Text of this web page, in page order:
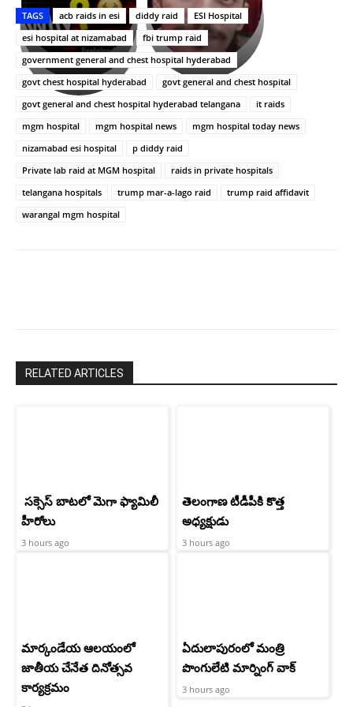
లేకుండా
అసంపూర్ణం
ఇండియా
స్టార్
హీరోయిన్‏గా
శ్రీనిధి
శెట్టి.
రివెంజ్
తీర్చుకున్న
ఉపాసన..
పాపం
రామ్
చరణ్
TAGS acb raids in esi diddy raid
ESI Hospital
esi hospital at nizamabad
fbi trump raid
government general and chest hospital hyderabad
govt chest hospital hyderabad
govt general and chest hospital
govt general and chest hospital hyderabad telangana
it raids
mgm hospital
mgm hospital news
mgm hospital today news
nizamabad esi hospital
p diddy raid
Private lab raid at MGM hospital
raids in private hospitals
telangana hospitals
trump mar-a-lago raid
trump raid affidavit
warangal mgm hospital
RELATED ARTICLES
సక్సెస్ బాటలో మెగా ఫ్యామిలీ
హీరోలు
3 hours ago
తెలంగాణ టీడీపీకి కొత్త
అధ్యక్షుడు
3 hours ago
మార్కండేయ ఆలయంలో
జాతీయ చేనేత దినోత్సవ
కార్యక్రమం
ఏదులాపురంలో మంత్రి
పొంగులేటి మార్నింగ్ వాక్
3 hours ago